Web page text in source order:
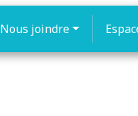
Nous joindre